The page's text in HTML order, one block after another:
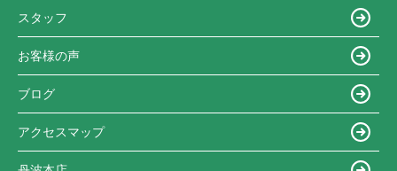
スタッフ
お客様の声
ブログ
アクセスマップ